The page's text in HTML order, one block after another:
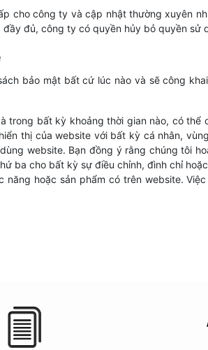
cho công ty và cập nhật thường xuyên
đủ, công ty có quyền hủy bỏ quyền sử
bảo mật bất cứ lúc nào và sẽ công
trong bất kỳ khoảng thời gian nào, có thể
thị của website với bất kỳ cá nhân,
website. Bạn đồng ý rằng chúng tôi
ba cho bất kỳ sự điều chỉnh, đình chỉ
hoặc sản phẩm có trên website.